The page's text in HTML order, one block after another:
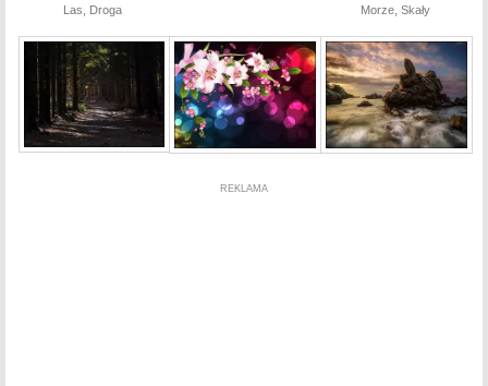
Las, Droga Morze, Skały
REKLAMA